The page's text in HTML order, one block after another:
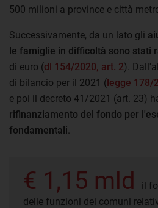
500 milioni a province e città
Successivamente, da un lato gli
le famiglie in difficoltà sono stati
di euro (dl 154/2020, art. 2).
di bilancio per il 2021 (legge 178/
e poi il decreto 41/2021 (art. 23)
rifinanziamento del fondo per
fondamentali.
€ 1,15 mld
il
delle funzioni dei comuni